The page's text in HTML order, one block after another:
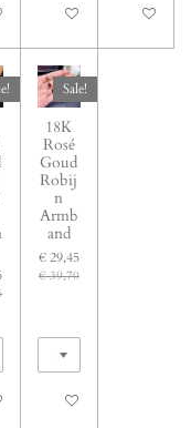
In winkelwagen In
Sale!
18K
Rosé
Goud
Robij
n
Armb
and
€ 29,45
€ 39,70
In winkelwagen